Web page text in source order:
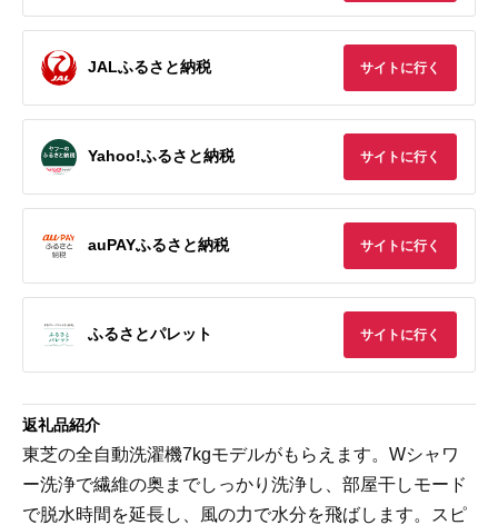
JALふるさと納税 サイトに行く
Yahoo!ふるさと納税 サイトに行く
auPAYふるさと納税 サイトに行く
ふるさとパレット サイトに行く
返礼品紹介
東芝の全自動洗濯機7kgモデルがもらえます。Wシャワ
ー洗浄で繊維の奥までしっかり洗浄し、部屋干しモード
で脱水時間を延長し、風の力で水分を飛ばします。スピ